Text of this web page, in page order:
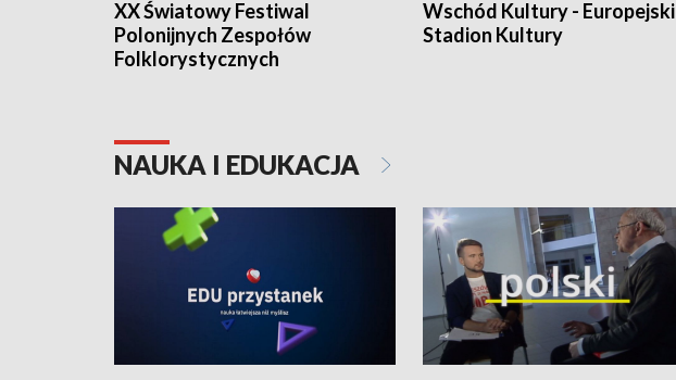
XX Światowy Festiwal
Polonijnych Zespołów
Folklorystycznych
Wschód Kultury - Europejski
Stadion Kultury
NAUKA I EDUKACJA